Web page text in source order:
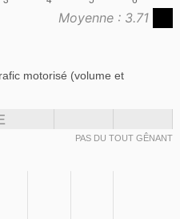
Moyenne : 3.71
motorisé (volume et
PAS DU TOUT GÊNANT